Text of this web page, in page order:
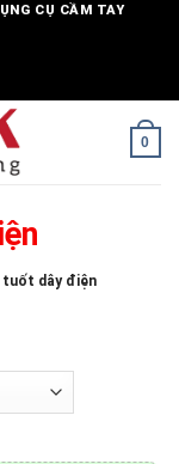
CỤ CẦM TAY
0
tuốt dây điện